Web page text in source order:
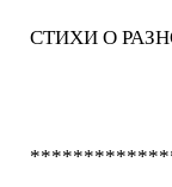
СТИХИ О